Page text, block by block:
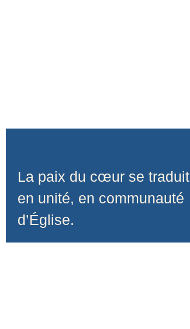
La paix du cœur se traduit
en unité, en communauté
d’Église.